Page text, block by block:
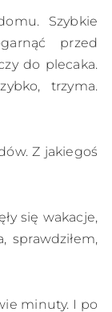
Szybkie
przed
do plecaka.
trzyma.
Z jakiegoś
się wakacje,
sprawdziłem,
minuty. I po